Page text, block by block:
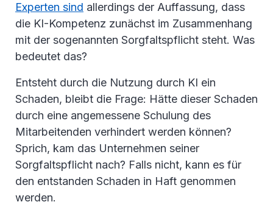
Experten sind allerdings der Auffassung, dass
die KI-Kompetenz zunächst im Zusammenhang
mit der sogenannten Sorgfaltspflicht steht. Was
bedeutet das?
Entsteht durch die Nutzung durch KI ein
Schaden, bleibt die Frage: Hätte dieser Schaden
durch eine angemessene Schulung des
Mitarbeitenden verhindert werden können?
Sprich, kam das Unternehmen seiner
Sorgfaltspflicht nach? Falls nicht, kann es für
den entstanden Schaden in Haft genommen
werden.